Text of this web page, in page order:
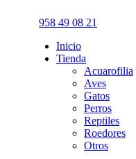
958 49 08 21
Inicio
Tienda
Acuarofilia
Aves
Gatos
Perros
Reptiles
Roedores
Otros